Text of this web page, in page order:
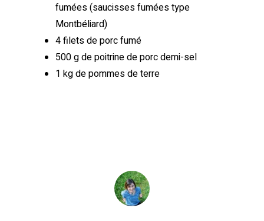
fumées (saucisses fumées type
Montbéliard)
4 filets de porc fumé
500 g de poitrine de porc demi-sel
1 kg de pommes de terre